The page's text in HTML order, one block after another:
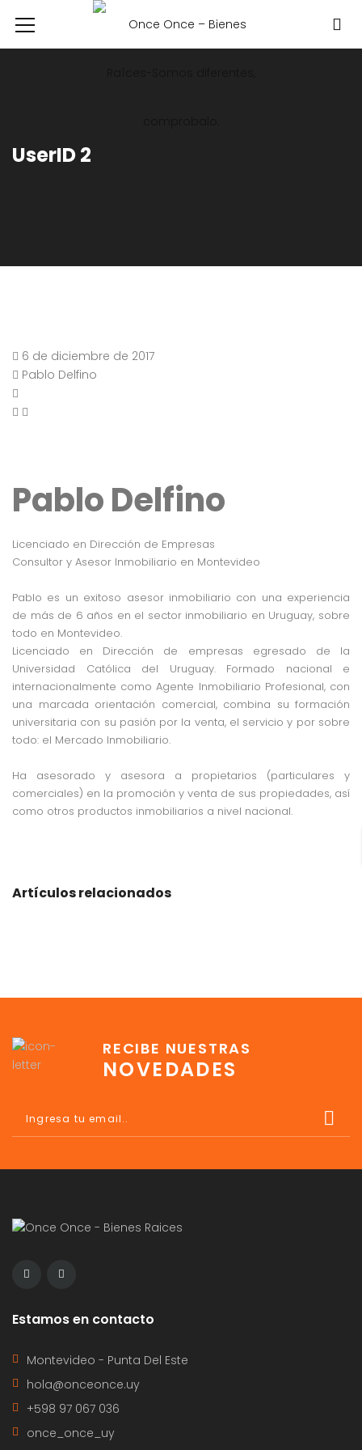
UserID 2
6 de diciembre de 2017
Pablo Delfino
Pablo Delfino
Licenciado en Dirección de Empresas
Consultor y Asesor Inmobiliario en Montevideo
Pablo es un exitoso asesor inmobiliario con una experiencia
de más de 6 años en el sector inmobiliario en Uruguay, sobre
todo en Montevideo.
Licenciado en Dirección de empresas egresado de la
Universidad Católica del Uruguay. Formado nacional e
internacionalmente como Agente Inmobiliario Profesional, con
una marcada orientación comercial, combina su formación
universitaria con su pasión por la venta, el servicio y por sobre
todo: el Mercado Inmobiliario.
Ha asesorado y asesora a propietarios (particulares y
comerciales) en la promoción y venta de sus propiedades, así
como otros productos inmobiliarios a nivel nacional.
Artículos relacionados
RECIBE NUESTRAS
NOVEDADES
Estamos en contacto
Montevideo - Punta Del Este
hola@onceonce.uy
+598 97 067 036
once_once_uy